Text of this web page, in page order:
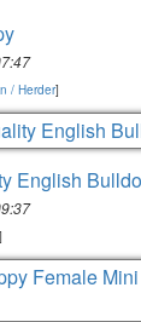
/ Herder]
English
]